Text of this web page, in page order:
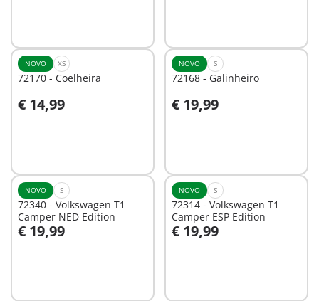
NOVO XS
72170 - Coelheira
€ 14,99
Ao carrinho
NOVO S
72168 - Galinheiro
€ 19,99
Ao carrinho
NOVO S
72340 - Volkswagen T1
Camper NED Edition
€ 19,99
Ao carrinho
NOVO S
72314 - Volkswagen T1
Camper ESP Edition
€ 19,99
Ao carrinho